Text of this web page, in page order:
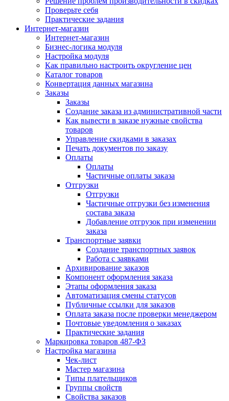
Проверьте себя
Практические задания
Интернет-магазин
Интернет-магазин
Бизнес-логика модуля
Настройка модуля
Как правильно настроить округление цен
Каталог товаров
Конвертация данных магазина
Заказы
Заказы
Создание заказа из административной части
Как вывести в заказе нужные свойства
товаров
Управление скидками в заказах
Печать документов по заказу
Оплаты
Оплаты
Частичные оплаты заказа
Отгрузки
Отгрузки
Частичные отгрузки без изменения
состава заказа
Добавление отгрузок при изменении
заказа
Транспортные заявки
Создание транспортных заявок
Работа с заявками
Архивирование заказов
Компонент оформления заказа
Этапы оформления заказа
Автоматизация смены статусов
Публичные ссылки для заказов
Оплата заказа после проверки менеджером
Почтовые уведомления о заказах
Практические задания
Маркировка товаров 487-ФЗ
Настройка магазина
Чек-лист
Мастер магазина
Типы плательщиков
Группы свойств
Свойства заказов